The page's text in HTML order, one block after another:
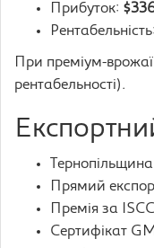
Прибуток:
При преміум-
рентабельності).
Прямий
Премія за
Сертифікат